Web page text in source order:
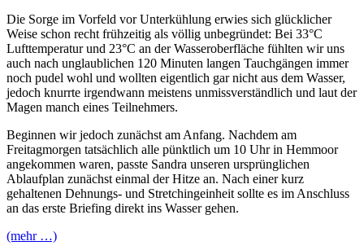
Die Sorge im Vorfeld vor Unterkühlung erwies sich glücklicher
Weise schon recht frühzeitig als völlig unbegründet: Bei 33°C
Lufttemperatur und 23°C an der Wasseroberfläche fühlten wir uns
auch nach unglaublichen 120 Minuten langen Tauchgängen immer
noch pudel wohl und wollten eigentlich gar nicht aus dem Wasser,
jedoch knurrte irgendwann meistens unmissverständlich und laut der
Magen manch eines Teilnehmers.
Beginnen wir jedoch zunächst am Anfang. Nachdem am
Freitagmorgen tatsächlich alle pünktlich um 10 Uhr in Hemmoor
angekommen waren, passte Sandra unseren ursprünglichen
Ablaufplan zunächst einmal der Hitze an. Nach einer kurz
gehaltenen Dehnungs- und Stretchingeinheit sollte es im Anschluss
an das erste Briefing direkt ins Wasser gehen.
(mehr …)